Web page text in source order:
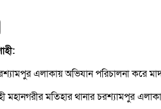
এলাকায় অভিযান পরিচালনা করে
মহানগরীর মতিহার থানার চরশ্যামপুর